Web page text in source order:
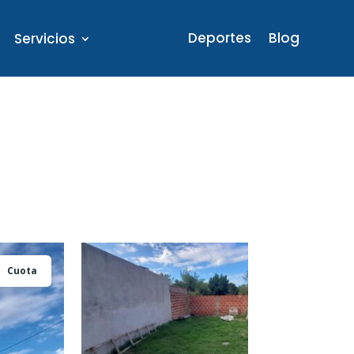
Servicios Deportes Blog
Cuota